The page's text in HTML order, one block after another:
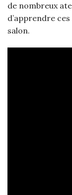
de nombreux
d’apprendre
salon.